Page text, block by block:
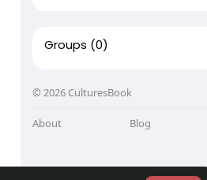
Groups (0)
© 2026 CulturesBook
About Blog